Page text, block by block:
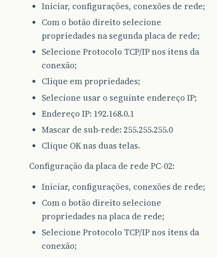
Iniciar, configurações, conexões de rede;
Com o botão direito selecione
propriedades na segunda placa de rede;
Selecione Protocolo TCP/IP nos itens da
conexão;
Clique em propriedades;
Selecione usar o seguinte endereço IP;
Endereço IP: 192.168.0.1
Mascar de sub-rede: 255.255.255.0
Clique OK nas duas telas.
Configuração da placa de rede PC-02:
Iniciar, configurações, conexões de rede;
Com o botão direito selecione
propriedades na placa de rede;
Selecione Protocolo TCP/IP nos itens da
conexão;